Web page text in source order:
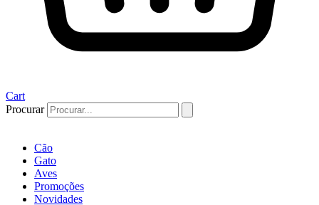
Cart
Procurar
Cão
Gato
Aves
Promoções
Novidades